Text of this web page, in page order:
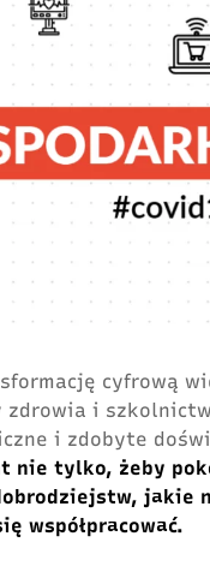
cyfrową
zdrowia i
i zdobyte
nie tylko, żeby
jakie
współpracować.